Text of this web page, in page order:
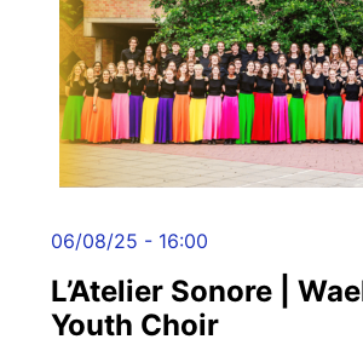
06/08/25 - 16:00
L’Atelier Sonore |
Youth Choir